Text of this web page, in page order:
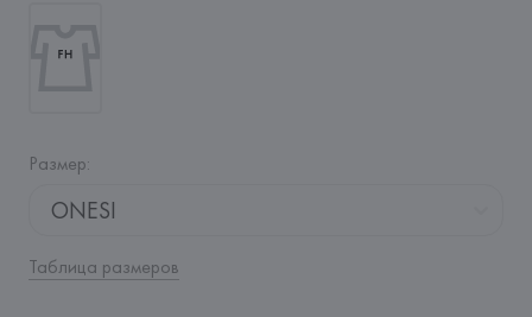
Размер:
ONESI
Таблица размеров